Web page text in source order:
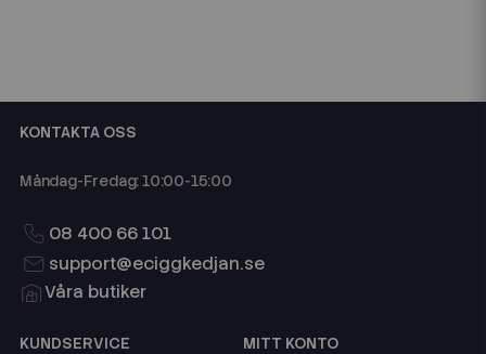
KONTAKTA OSS
Måndag-Fredag: 10:00-15:00
08 400 66 101
support@eciggkedjan.se
Våra butiker
KUNDSERVICE MITT KONTO